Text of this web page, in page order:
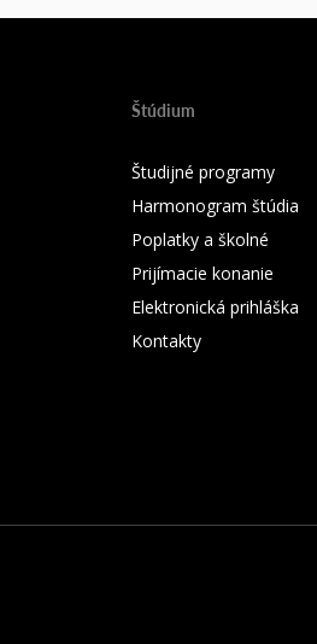
Štúdium
Študijné programy
Harmonogram štúdia
Poplatky a školné
Prijímacie konanie
Elektronická prihláška
Kontakty